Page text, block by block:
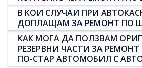
В КОИ СЛУЧАИ ПРИ
ДОПЛАЩАМ ЗА РЕМОНТ ПО
КАК МОГА ДА ПОЛЗВАМ
РЕЗЕРВНИ ЧАСТИ ЗА
ПО-СТАР АВТОМОБИЛ С